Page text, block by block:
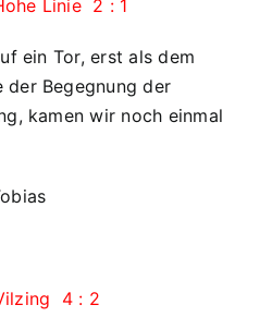
Linie 2 : 1
ein Tor, erst als dem
der Begegnung der
kamen wir noch einmal
4 : 2